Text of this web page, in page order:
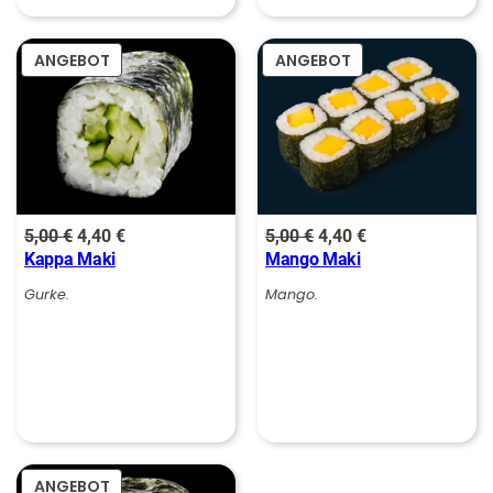
0
€
ANGEBOTPRODUKT
IM
ANGEBOT
5,00€ Ursprünglicher
Preis
4,40€Aktueller
Kappa Maki
Gurke.
ANGEBOTPRODUKT
IM
ANGEBOT
5,00€ Ursprünglicher
Preis
4,40€Aktueller
Mango Maki
Mango.
ANGEBOTPRODUKT